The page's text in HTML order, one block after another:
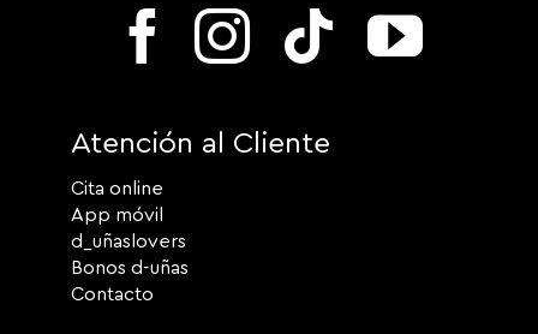
Atención al Cliente
Cita online
App móvil
d_uñaslovers
Bonos d-uñas
Contacto